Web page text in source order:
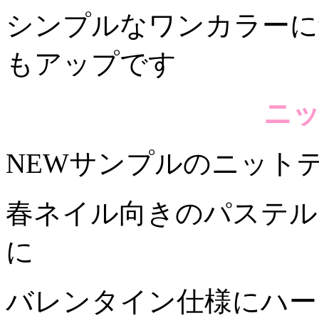
シンプルなワンカラー
もアップです
ニ
NEWサンプルのニット
春ネイル向きのパステ
に
バレンタイン仕様にハ